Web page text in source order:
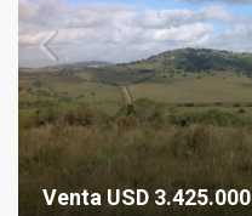
Venta USD 3.425.000